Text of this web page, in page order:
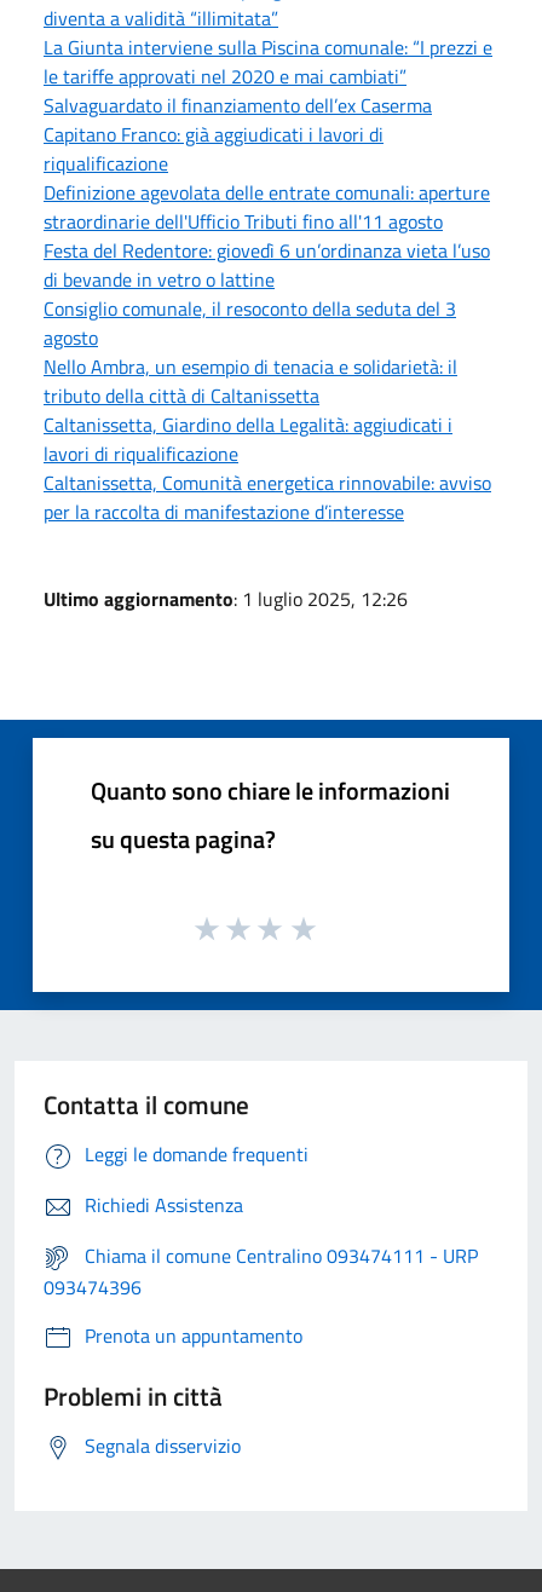
diventa a validità “illimitata”
La Giunta interviene sulla Piscina comunale: “I prezzi e
le tariffe approvati nel 2020 e mai cambiati”
Salvaguardato il finanziamento dell’ex Caserma
Capitano Franco: già aggiudicati i lavori di
riqualificazione
Definizione agevolata delle entrate comunali: aperture
straordinarie dell'Ufficio Tributi fino all'11 agosto
Festa del Redentore: giovedì 6 un’ordinanza vieta l’uso
di bevande in vetro o lattine
Consiglio comunale, il resoconto della seduta del 3
agosto
Nello Ambra, un esempio di tenacia e solidarietà: il
tributo della città di Caltanissetta
Caltanissetta, Giardino della Legalità: aggiudicati i
lavori di riqualificazione
Caltanissetta, Comunità energetica rinnovabile: avviso
per la raccolta di manifestazione d’interesse
Ultimo aggiornamento: 1 luglio 2025, 12:26
Quanto sono chiare le informazioni
su questa pagina?
Contatta il comune
Leggi le domande frequenti
Richiedi Assistenza
Chiama il comune Centralino 093474111 - URP
093474396
Prenota un appuntamento
Problemi in città
Segnala disservizio